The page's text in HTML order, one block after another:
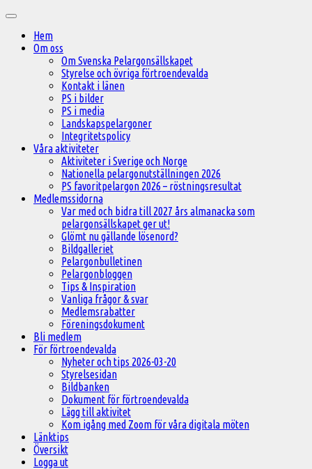
innehåll
Huvudmeny
Hem
Om oss
Om Svenska Pelargonsällskapet
Styrelse och övriga förtroendevalda
Kontakt i länen
PS i bilder
PS i media
Landskapspelargoner
Integritetspolicy
Våra aktiviteter
Aktiviteter i Sverige och Norge
Nationella pelargonutställningen 2026
PS favoritpelargon 2026 – röstningsresultat
Medlemssidorna
Var med och bidra till 2027 års almanacka som
pelargonsällskapet ger ut!
Glömt nu gällande lösenord?
Bildgalleriet
Pelargonbulletinen
Pelargonbloggen
Tips & Inspiration
Vanliga frågor & svar
Medlemsrabatter
Föreningsdokument
Bli medlem
För förtroendevalda
Nyheter och tips 2026-03-20
Styrelsesidan
Bildbanken
Dokument för förtroendevalda
Lägg till aktivitet
Kom igång med Zoom för våra digitala möten
Länktips
Översikt
Logga ut